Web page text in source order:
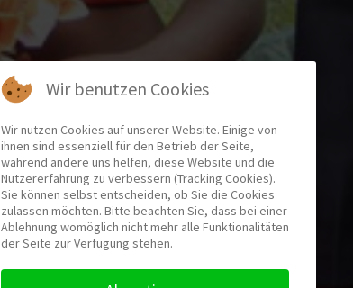
Wir benutzen Cookies
Wir nutzen Cookies auf unserer Website. Einige von
ihnen sind essenziell für den Betrieb der Seite,
während andere uns helfen, diese Website und die
Nutzererfahrung zu verbessern (Tracking Cookies).
Sie können selbst entscheiden, ob Sie die Cookies
zulassen möchten. Bitte beachten Sie, dass bei einer
Ablehnung womöglich nicht mehr alle Funktionalitäten
der Seite zur Verfügung stehen.